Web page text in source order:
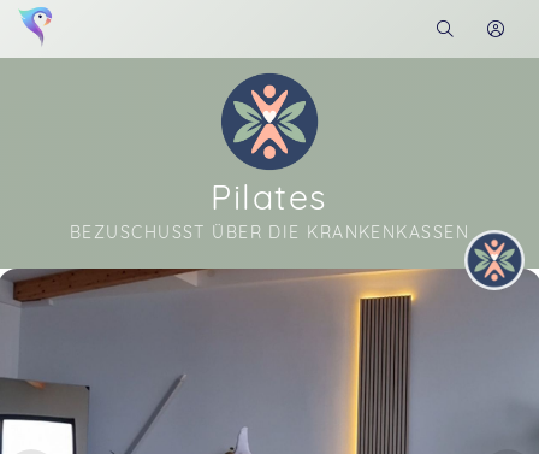
Pilates
BEZUSCHUSST ÜBER DIE KRANKENKASSEN
Soon you will learn more about me here...